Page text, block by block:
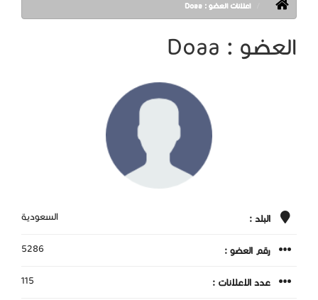
اعلانات العضو : Doaa
العضو : Doaa
البلد : السعودية
رقم العضو : 5286
عدد الاعلانات : 115